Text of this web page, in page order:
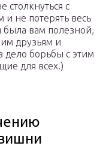
столкнуться с
не потерять весь
была вам полезной,
друзьям и
дело борьбы с этим
для всех.)